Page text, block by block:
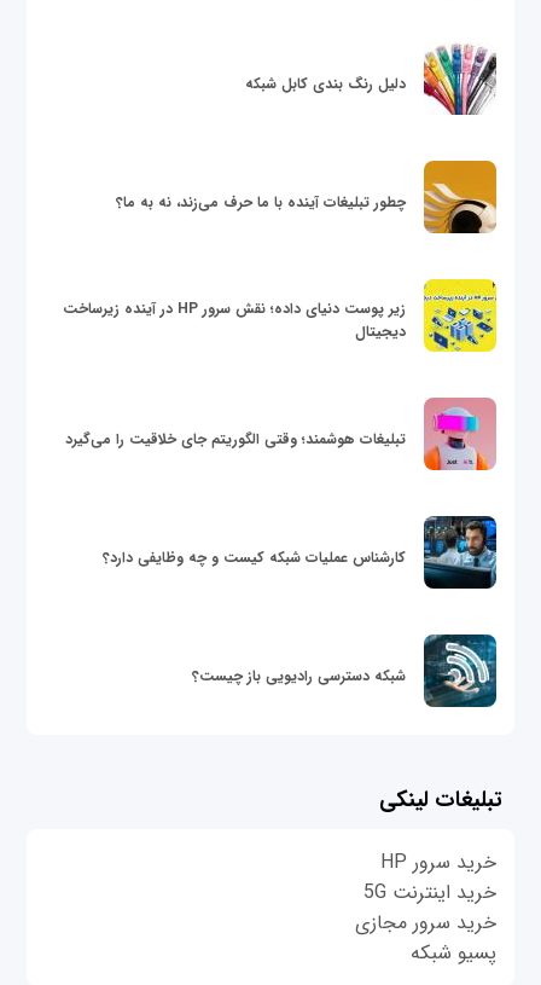
دلیل رنگ بندی کابل شبکه
چطور تبلیغات آینده با ما حرف می‌زند، نه به ما؟
زیر پوست دنیای داده؛ نقش سرور HP در آینده زیرساخت
دیجیتال
تبلیغات هوشمند؛ وقتی الگوریتم جای خلاقیت را می‌گیرد
کارشناس عملیات شبکه کیست و چه وظایفی دارد؟
شبکه دسترسی رادیویی باز چیست؟
تبلیغات لینکی
خرید سرور HP
خرید اینترنت 5G
خرید سرور مجازی
پسیو شبکه